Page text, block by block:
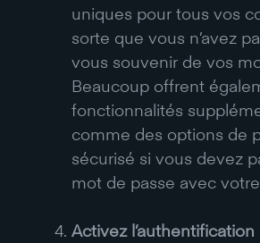
uniques pour tous vos
sorte que vous n’avez
vous souvenir de vos
Beaucoup offrent
fonctionnalités
comme des options de
sécurisé si vous devez
mot de passe avec
Activez l’authentification